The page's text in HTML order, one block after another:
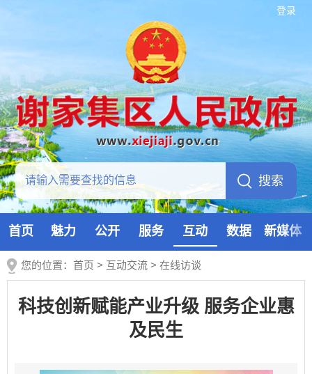
登录
首页 魅力 公开 服务 互动 数据 新媒体
您的位置： 首页 > 互动交流 > 在线访谈
科技创新赋能产业升级 服务企业惠
及民生